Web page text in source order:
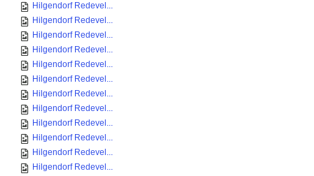
Hilgendorf Redevel...
Hilgendorf Redevel...
Hilgendorf Redevel...
Hilgendorf Redevel...
Hilgendorf Redevel...
Hilgendorf Redevel...
Hilgendorf Redevel...
Hilgendorf Redevel...
Hilgendorf Redevel...
Hilgendorf Redevel...
Hilgendorf Redevel...
Hilgendorf Redevel...